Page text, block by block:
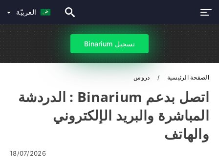
العربيّة
تسجيل Binarium
الصفحة الرئيسية دروس
اتصل بدعم Binarium : الدردشة
المباشرة والبريد الإلكتروني
والهاتف
18/07/2026